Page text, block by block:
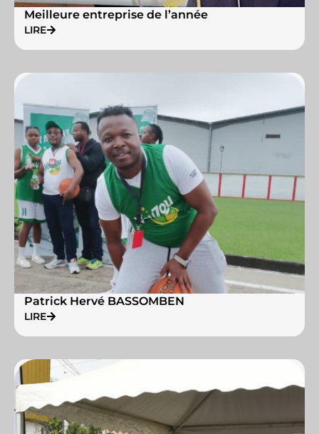
Meilleure entreprise de l’année
LIRE
Patrick Hervé BASSOMBEN
LIRE